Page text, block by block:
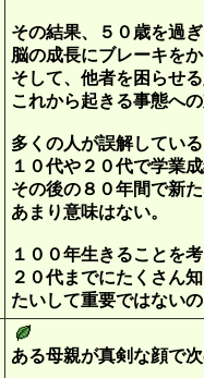
その結果、５０歳を過
脳の成長にブレーキを
そして、他者を困らせ
これから起きる事態へ
多くの人が誤解してい
１０代や２０代で学業
その後の８０年間で新
あまり意味はない。
１００年生きることを
２０代までにたくさん
たいして重要ではない
ある母親が真剣な顔で